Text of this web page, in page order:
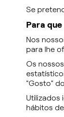
Se
Para
Nos
para lhe
Os
"Gosto"
Utilizados
hábitos